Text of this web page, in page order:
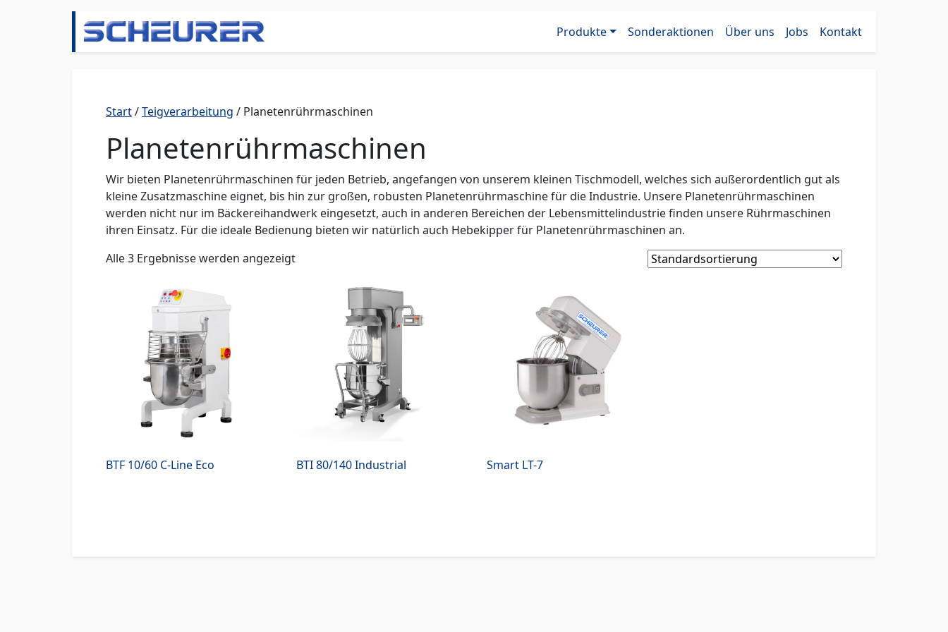
Zum Inhalt springen
Hauptnavigation Produkte Sonderaktionen Über uns Jobs Kontakt
Start/Teigverarbeitung / Planetenrührmaschinen
Planetenrührmaschinen
Wir bieten Planetenrührmaschinen für jeden Betrieb, angefangen von unserem kleinen Tischmodell, welches sich außerordentlich gut als
kleine Zusatzmaschine eignet, bis hin zur großen, robusten Planetenrührmaschine für die Industrie. Unsere Planetenrührmaschinen
werden nicht nur im Bäckereihandwerk eingesetzt, auch in anderen Bereichen der Lebensmittelindustrie finden unsere Rührmaschinen
ihren Einsatz. Für die ideale Bedienung bieten wir natürlich auch Hebekipper für Planetenrührmaschinen an.
Alle 3 Ergebnisse werden angezeigt
BTF 10/60 C-Line Eco BTI 80/140 Industrial Smart LT-7